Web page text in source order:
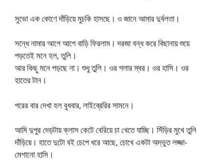
সুভো এক কোণে দাঁড়িয়ে মুচকি হাসছে। ও জানে আমার দুর্বলতা।
সন্ধে নামার আগে আগে বাড়ি ফিরলাম। দরজা বন্ধ করে বিছানায় শুয়ে
পড়তেই মনে হল, তুলি।
আর কিছু মনে পড়ছে না। শুধু তুলি। ওর গলার স্বর। ওর হাসি। ওর
হাতের টান।
পরের বার দেখা হল বুধবার, লাইব্রেরির সামনে।
আমি দুপুর দেড়টায় ক্লাস কেটে বেরিয়ে চা খেতে যাচ্ছি। সিঁড়ির মুখে তুলি
দাঁড়িয়ে। হাতে দুটো বই চেপে ধরে আছে, চোখে একটা অদ্ভুত লজ্জা-
মেশানো হাসি।